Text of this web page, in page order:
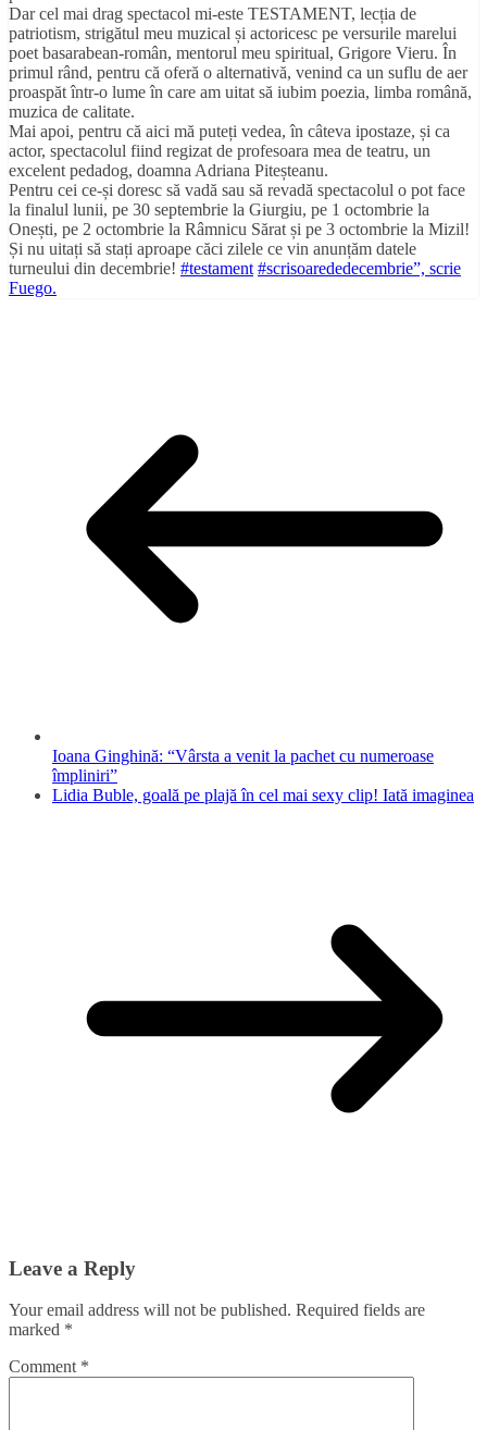
Dar cel mai drag spectacol mi-este TESTAMENT, lecția de
patriotism, strigătul meu muzical și actoricesc pe versurile marelui
poet basarabean-român, mentorul meu spiritual, Grigore Vieru. În
primul rând, pentru că oferă o alternativă, venind ca un suflu de aer
proaspăt într-o lume în care am uitat să iubim poezia, limba română,
muzica de calitate.
Mai apoi, pentru că aici mă puteți vedea, în câteva ipostaze, și ca
actor, spectacolul fiind regizat de profesoara mea de teatru, un
excelent pedadog, doamna Adriana Piteșteanu.
Pentru cei ce-și doresc să vadă sau să revadă spectacolul o pot face
la finalul lunii, pe 30 septembrie la Giurgiu, pe 1 octombrie la
Onești, pe 2 octombrie la Râmnicu Sărat și pe 3 octombrie la Mizil!
Și nu uitați să stați aproape căci zilele ce vin anunțăm datele
turneului din decembrie! #testament #scrisoarededecembrie”, scrie
Fuego.
Ioana Ginghină: “Vârsta a venit la pachet cu numeroase
împliniri”
Lidia Buble, goală pe plajă în cel mai sexy clip! Iată imaginea
Leave a Reply
Your email address will not be published. Required fields are
marked *
Comment *